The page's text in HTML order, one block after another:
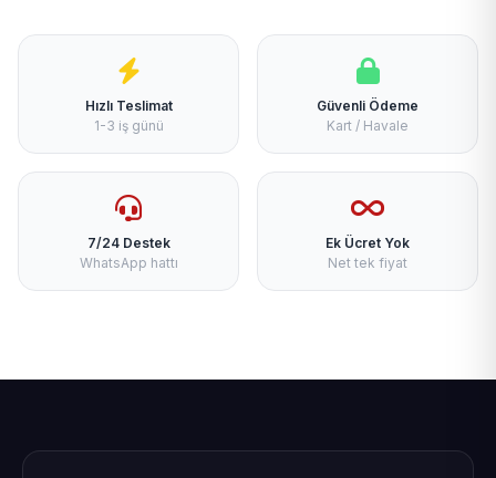
Hızlı Teslimat
1-3 iş günü
Güvenli Ödeme
Kart / Havale
7/24 Destek
WhatsApp hattı
Ek Ücret Yok
Net tek fiyat